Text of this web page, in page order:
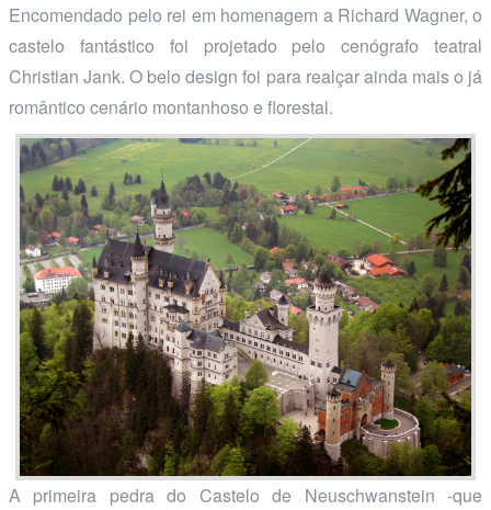
Encomendado pelo rei em homenagem a Richard Wagner, o
castelo fantástico foi projetado pelo cenógrafo teatral
Christian Jank. O belo design foi para realçar ainda mais o já
romântico cenário montanhoso e florestal.
A primeira pedra do Castelo de Neuschwanstein -que